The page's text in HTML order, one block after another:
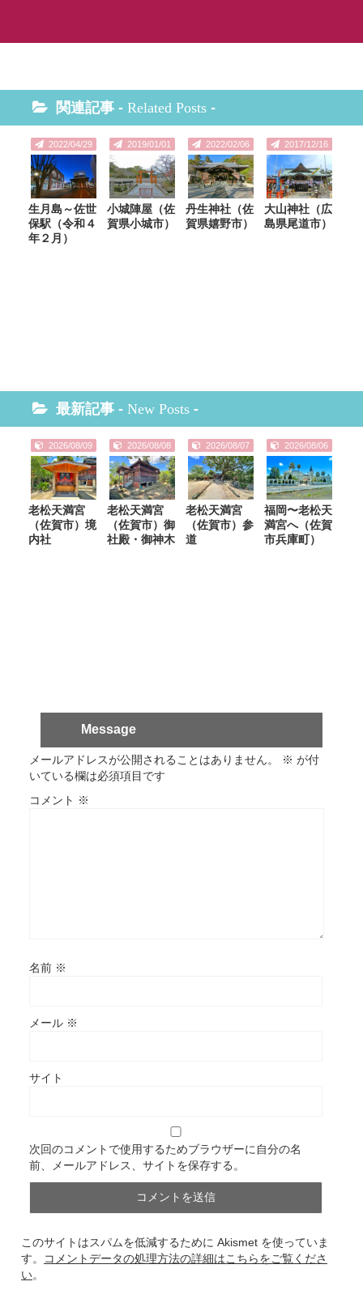
関連記事 - Related Posts -
2022/04/29
生月島～佐世
保駅（令和４
年２月）
2019/01/01
小城陣屋（佐
賀県小城市）
2022/02/06
丹生神社（佐
賀県嬉野市）
2017/12/16
大山神社（広
島県尾道市）
最新記事 - New Posts -
2026/08/09
老松天満宮
（佐賀市）境
内社
2026/08/08
老松天満宮
（佐賀市）御
社殿・御神木
2026/08/07
老松天満宮
（佐賀市）参
道
2026/08/06
福岡〜老松天
満宮へ（佐賀
市兵庫町）
Message
メールアドレスが公開されることはありません。 ※ が付
いている欄は必須項目です
コメント ※
名前 ※
メール ※
サイト
次回のコメントで使用するためブラウザーに自分の名
前、メールアドレス、サイトを保存する。
このサイトはスパムを低減するために Akismet を使っていま
す。
コメントデータの処理方法の詳細はこちらをご覧くださ
い。